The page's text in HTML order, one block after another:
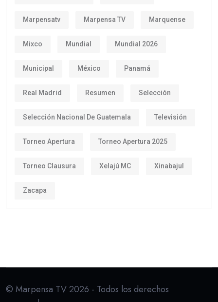
Marpensatv Marpensa TV Marquense
Mixco Mundial Mundial 2026
Municipal México Panamá
Real Madrid Resumen Selección
Selección Nacional De Guatemala Televisión
Torneo Apertura Torneo Apertura 2025
Torneo Clausura Xelajú MC Xinabajul
Zacapa
© Marpensa TV 2026 - Todos los derechos